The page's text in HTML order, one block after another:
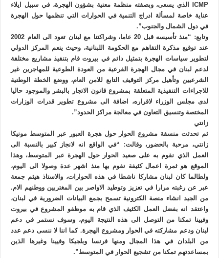
ICMP الذي يسعى، وبصفته منظمة معنية بشؤون الهجرة، في سبيل ايلاء
عناية خاصة لمسألة ادراج التنمية في الحوارات التي تنظمها حول الهجرة
في دول الشمال والجنوب”.
وتابع: “منذ تأسيسه قبل 20 عاما، وشراكتنا مع لبنان تعود الى العام 2002
عند توقيع مذكرة التفاهم مع الحكومة اللبنانية، وحيث ينعم المركز الدولي
لتطوير سياسات الهجرة بتمثيل دائم في بيروت قام بتنفيذ مشاريع مختلفة
لدعم لبنان في مجال الهجرة الفرعية من العودة الطوعية للمهاجرين غير
الشرعيين وتأهيل مركز التوقيف التابع للامن العام، ووضع الخطة الوطنية
للاجراءات التنفيذية المتعلقة بمشروع قانون الاتجار بالبشر والموجود حاليا
لدى مجلس الوزراء لاقراره، اضافة الى مشروع تطوير قدرات الوزارات
المختصة وتنسيق التعاون في معالجة مراكز الحدود”.
زانتي
ثم تحدثت منسقة مشروع الحوار حول هجرة العبور عبر المتوسط مونيكا
زانتي، مرحبة بالحضور، وقالت: “في الواقع انه لانجاز كبير بالنسبة الى
العمل الذي نقوم به على صعيد الحوار حول الهجرة عبر المتوسط، وهذا
الموقع هو ثمرة اعمال كثيفة نقوم بها منذ اشهر عدة وصولا الى اليوم،
ولطالما كان لبنان مشاركا ناشطا في هذه الحوارات، والاستاذ هيثم جمعة
عبر عن رغبته مرارا في تعزيز وتوطيد الاواصر بين المغتربين ووطنهم الام.
من الجيد انشاء منصة الكترونية تسمح بجمع البيانات الضرورية في لبنان،
واعتقد انه بفضل العمل الكثيف الذي قام به موظفو المشروع في بيروت
وفيينا تمكنا من التوصل الى هذه النتيجة اليوم، وسوف نستمر في دعم
لبنان ودعم مشاركته في الحوار ومشروع الهجرة. كما اننا لا ننسى دعم عدد
من البلدان في هذا المجال ومنها فرنسا وبلجيكا وفيينا وغيرها الذين
بمساعدتهم تمكنا من تشجيع الحوار في المتوسط”.